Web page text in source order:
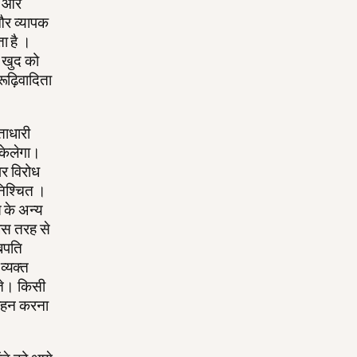
व्यापक
है ।
खुद को
विरोध
।
के अन्य
तरह से
किसी
करना